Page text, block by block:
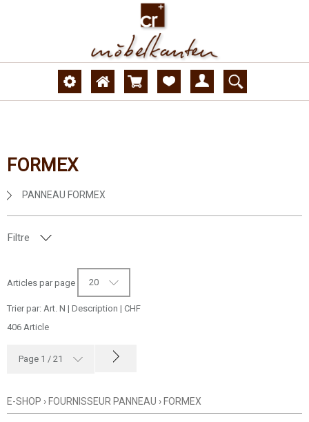
FORMEX
PANNEAU FORMEX
Filtre
GROUPE DE PRODUITS
Articles par page 20
Trier par: Art. N | Description | CHF
406 Article
Page 1 / 21
E-SHOP › FOURNISSEUR PANNEAU › FORMEX